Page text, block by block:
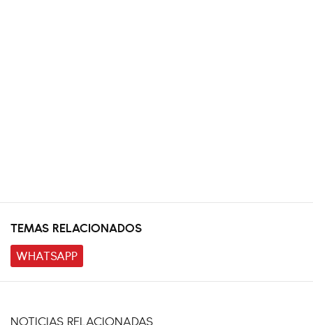
TEMAS RELACIONADOS
WHATSAPP
NOTICIAS RELACIONADAS